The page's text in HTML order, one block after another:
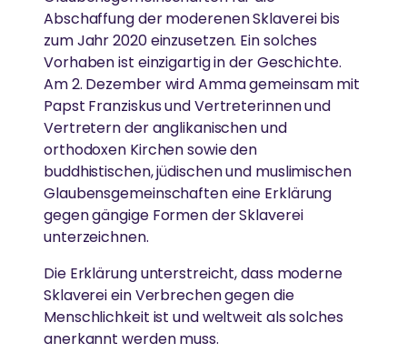
AUSZEICHNUNGEN
Amma ist international für ihr Wirken und ihre
Weisheit anerkannt.
REGIONALE GRUPPEN
In ganz Deutschland treffen sich regelmäßig
Menschen, um sich zusammen in Ammas Lehren zu
vertiefen und aktiv zum Wohle von Gesellschaft und
Umwelt zu arbeiten.
AYUDH
Die von Amma inspirierte Jugendbewegung fördert
junge Menschen weltweit.
FORSCHUNG
Einsatz von Technologie, um das Leben von
Menschen in Armut zu verbessern
GESUNDHEITSVERSORGUNG
Hochwertige Gesundheitsversorgung in einer
KATASTROPHENHILFE
„Unsere Bemühungen, Hass und
Gleichgültigkeit aus der Welt zu schaffen,
beginnen damit, sie aus unserem eigenen
Geist zu entfernen“
-Amma
Gesundheitsfürsorge
Gleichstellung der Geschlechter
Umweltschutz
Katastrophenhilfe
Essen, Wasser & Obdach
Forschung
Ländliche Entwicklung
SPIRITUELL
Ammas Weisheiten
Abschaffung der moderenen Sklaverei bis
zum Jahr 2020 einzusetzen. Ein solches
Vorhaben ist einzigartig in der Geschichte.
Am 2. Dezember wird Amma gemeinsam mit
Papst Franziskus und Vertreterinnen und
Vertretern der anglikanischen und
orthodoxen Kirchen sowie den
buddhistischen, jüdischen und muslimischen
Glaubensgemeinschaften eine Erklärung
gegen gängige Formen der Sklaverei
unterzeichnen.
Die Erklärung unterstreicht, dass moderne
Sklaverei ein Verbrechen gegen die
Menschlichkeit ist und weltweit als solches
anerkannt werden muss.